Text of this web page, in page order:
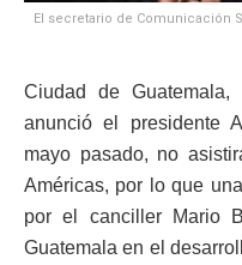
El secretario de Comunicación
Ciudad de
anunció el presidente
mayo pasado, no
Américas, por lo que
por el canciller Mario
Guatemala en el